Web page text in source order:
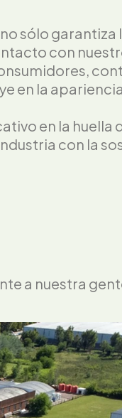
sólo garantiza
con
en la
en la
con la
a nuestra